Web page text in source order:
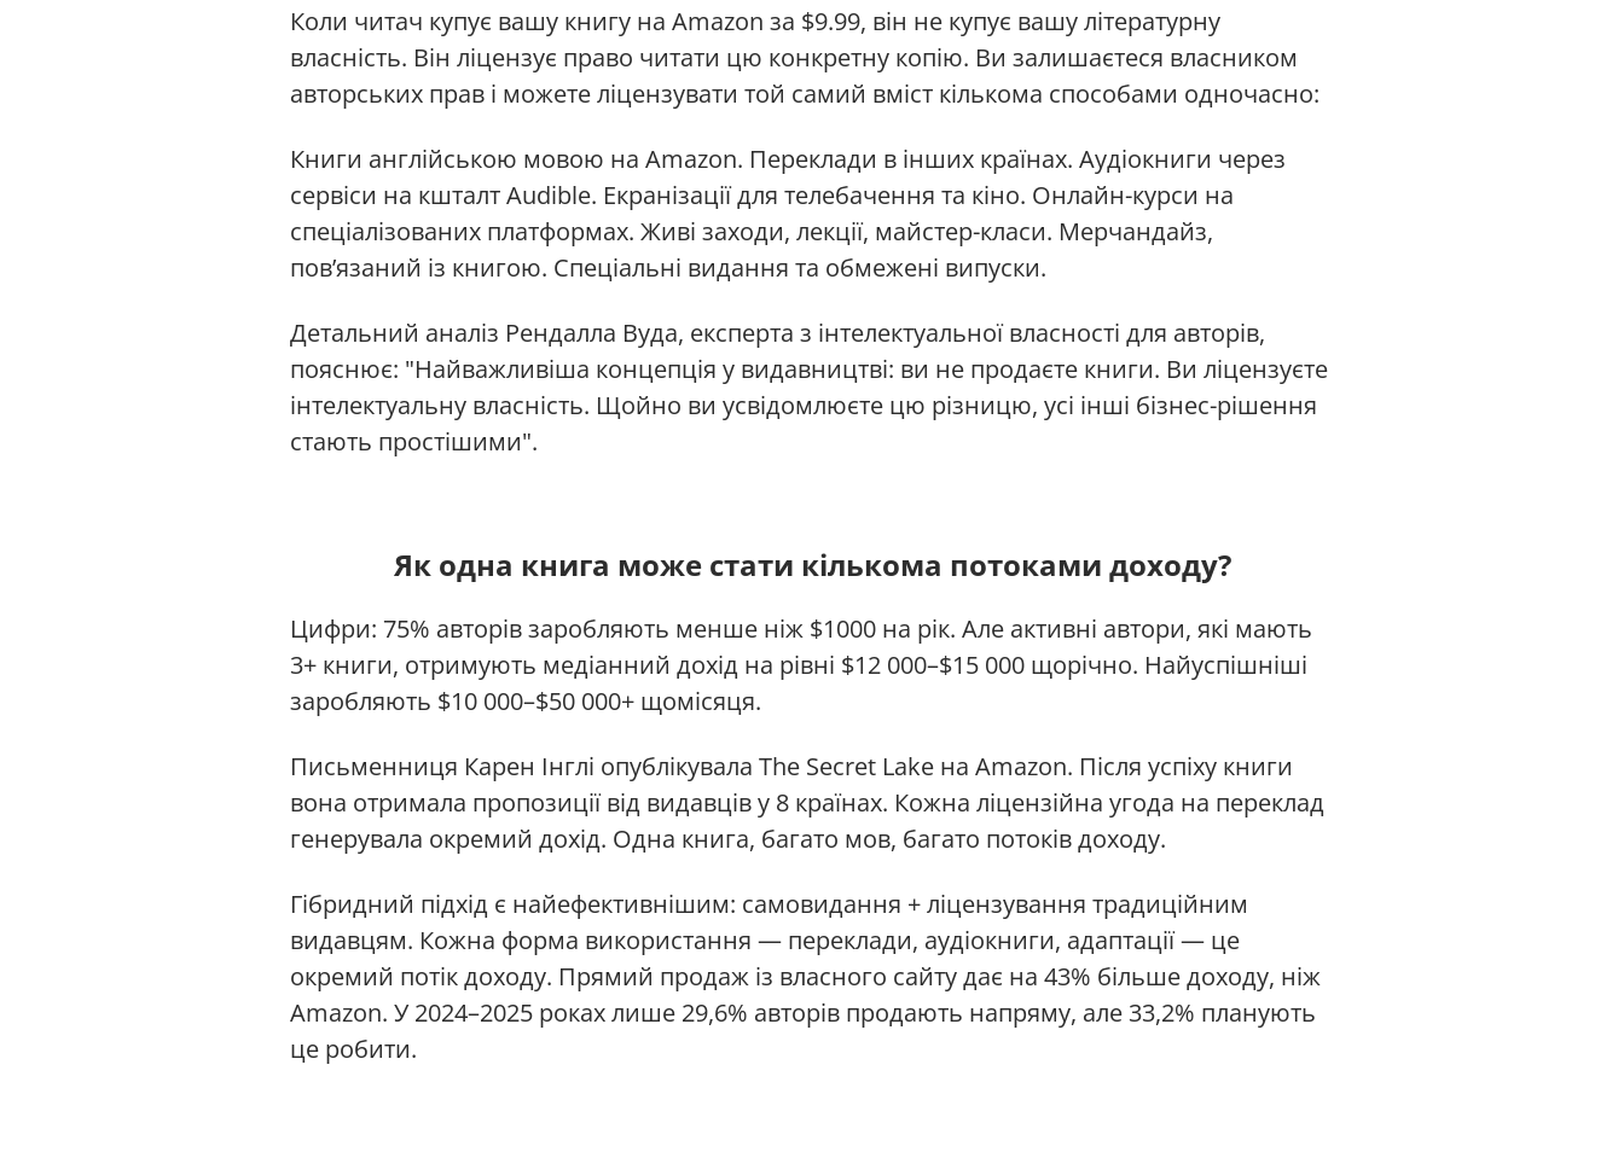
Коли читач купує вашу книгу на Amazon за $9.99, він не купує вашу літературну
власність. Він ліцензує право читати цю конкретну копію. Ви залишаєтеся власником
авторських прав і можете ліцензувати той самий вміст кількома способами одночасно:
Книги англійською мовою на Amazon. Переклади в інших країнах. Аудіокниги через
сервіси на кшталт Audible. Екранізації для телебачення та кіно. Онлайн-курси на
спеціалізованих платформах. Живі заходи, лекції, майстер-класи. Мерчандайз,
пов’язаний із книгою. Спеціальні видання та обмежені випуски.
Детальний аналіз Рендалла Вуда, експерта з інтелектуальної власності для авторів,
пояснює: "Найважливіша концепція у видавництві: ви не продаєте книги. Ви ліцензуєте
інтелектуальну власність. Щойно ви усвідомлюєте цю різницю, усі інші бізнес-рішення
стають простішими".
Як одна книга може стати кількома потоками доходу?
Цифри: 75% авторів заробляють менше ніж $1000 на рік. Але активні автори, які мають
3+ книги, отримують медіанний дохід на рівні $12 000–$15 000 щорічно. Найуспішніші
заробляють $10 000–$50 000+ щомісяця.
Письменниця Карен Інглі опублікувала The Secret Lake на Amazon. Після успіху книги
вона отримала пропозиції від видавців у 8 країнах. Кожна ліцензійна угода на переклад
генерувала окремий дохід. Одна книга, багато мов, багато потоків доходу.
Гібридний підхід є найефективнішим: самовидання + ліцензування традиційним
видавцям. Кожна форма використання — переклади, аудіокниги, адаптації — це
окремий потік доходу. Прямий продаж із власного сайту дає на 43% більше доходу, ніж
Amazon. У 2024–2025 роках лише 29,6% авторів продають напряму, але 33,2% планують
це робити.